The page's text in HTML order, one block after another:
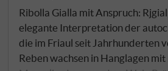
Ribolla Gialla mit Anspruch:
elegante Interpretation der
die im Friaul seit Jahrhunderten
Reben wachsen in Hanglagen